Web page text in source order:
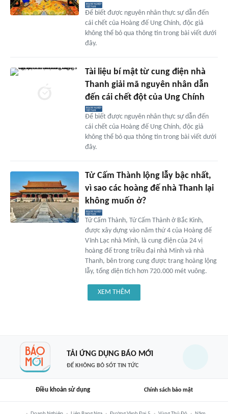
Để biết được nguyên nhân thực sự dẫn đến
cái chết của Hoàng đế Ung Chính, độc giả
không thể bỏ qua thông tin trong bài viết dưới
đây.
Tài liệu bí mật từ cung điện nhà
Thanh giải mã nguyên nhân dẫn
đến cái chết đột của Ung Chính
Để biết được nguyên nhân thực sự dẫn đến
cái chết của Hoàng đế Ung Chính, độc giả
không thể bỏ qua thông tin trong bài viết dưới
đây.
Tử Cấm Thành lộng lẫy bậc nhất,
vì sao các hoàng đế nhà Thanh lại
không muốn ở?
Tử Cấm Thành, Tử Cấm Thành ở Bắc Kinh,
được xây dựng vào năm thứ 4 của Hoàng đế
Vĩnh Lạc nhà Minh, là cung điện của 24 vị
hoàng đế trong triều đại nhà Minh và nhà
Thanh, bên trong cung được trang hoàng lộng
lẫy, tổng diện tích hơn 720.000 mét vuông.
XEM THÊM
TẢI ỨNG DỤNG BÁO MỚI
ĐỂ KHÔNG BỎ SÓT TIN TỨC
Điều khoản sử dụng Chính sách bảo mật